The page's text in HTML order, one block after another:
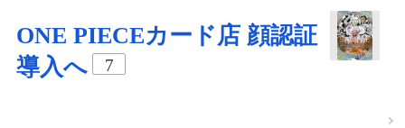
ONE PIECEカード店 顔認証
導入へ
7